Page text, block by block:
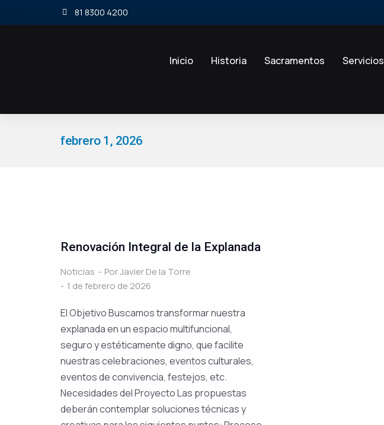
81 8300 4200
Inicio Historia Sacramentos Servicios
febrero 1, 2026
Renovación Integral de la Explanada
Noticias PorJavier De la Torre
1 de febrero de 2026
El Objetivo Buscamos transformar nuestra
explanada en un espacio multifuncional,
seguro y estéticamente digno, que facilite
nuestras celebraciones, eventos culturales,
eventos de convivencia, festejos, etc.
Necesidades del Proyecto Las propuestas
deberán contemplar soluciones técnicas y